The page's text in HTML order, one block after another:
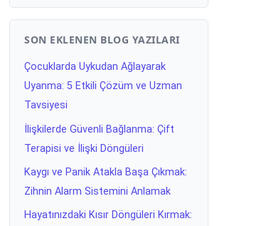
SON EKLENEN BLOG YAZILARI
Çocuklarda Uykudan Ağlayarak
Uyanma: 5 Etkili Çözüm ve Uzman
Tavsiyesi
İlişkilerde Güvenli Bağlanma: Çift
Terapisi ve İlişki Döngüleri
Kaygı ve Panik Atakla Başa Çıkmak:
Zihnin Alarm Sistemini Anlamak
Hayatınızdaki Kısır Döngüleri Kırmak: